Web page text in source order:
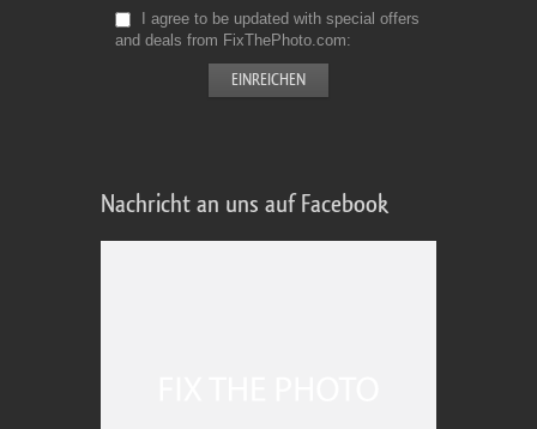
I agree to be updated with special offers
and deals from FixThePhoto.com
Nachricht an uns auf Facebook